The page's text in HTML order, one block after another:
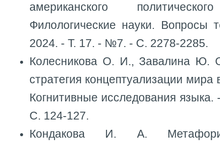
американского
Филологические науки. Вопросы
2024. - Т. 17. - №7. - С. 2278-2285.
Колесникова О. И., Завалина Ю.
стратегия концептуализации мира
Когнитивные исследования
С. 124-127.
Кондакова И. А.